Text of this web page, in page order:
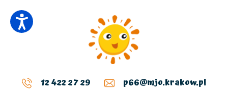
12 422 27 29 p66@mjo.krakow.pl